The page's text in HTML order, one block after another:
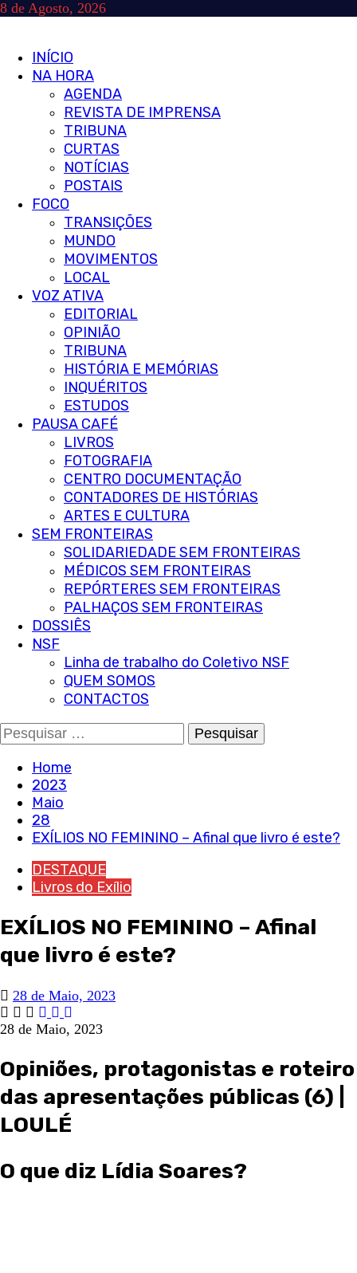
Skip
8 de Agosto, 2026
Primary
Menu
INÍCIO
NA HORA
AGENDA
REVISTA DE IMPRENSA
TRIBUNA
CURTAS
NOTÍCIAS
POSTAIS
FOCO
TRANSIÇÕES
MUNDO
MOVIMENTOS
LOCAL
VOZ ATIVA
EDITORIAL
OPINIÃO
TRIBUNA
HISTÓRIA E MEMÓRIAS
INQUÉRITOS
ESTUDOS
PAUSA CAFÉ
LIVROS
FOTOGRAFIA
CENTRO DOCUMENTAÇÃO
CONTADORES DE HISTÓRIAS
ARTES E CULTURA
SEM FRONTEIRAS
SOLIDARIEDADE SEM FRONTEIRAS
MÉDICOS SEM FRONTEIRAS
REPÓRTERES SEM FRONTEIRAS
PALHAÇOS SEM FRONTEIRAS
DOSSIÊS
NSF
Linha de trabalho do Coletivo NSF
QUEM SOMOS
CONTACTOS
Pesquisar
por:
Home
2023
Maio
28
EXÍLIOS NO FEMININO – Afinal que livro é este?
DESTAQUE
Livros do Exílio
EXÍLIOS NO FEMININO – Afinal
que livro é este?
28 de Maio, 2023
28 de Maio, 2023
Opiniões, protagonistas e roteiro
das apresentações públicas (6) |
LOULÉ
O que diz Lídia Soares?